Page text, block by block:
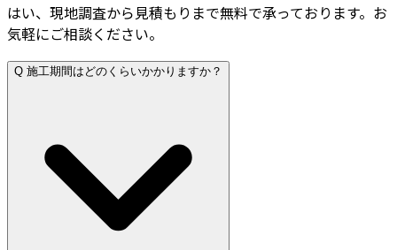
はい、現地調査から見積もりまで無料で承っております。お
気軽にご相談ください。
Q 施工期間はどのくらいかかりますか？